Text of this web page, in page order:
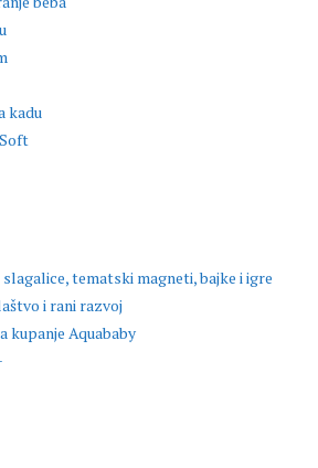
kadu
tematski magneti, bajke i igre
i rani razvoj
kupanje Aquababy